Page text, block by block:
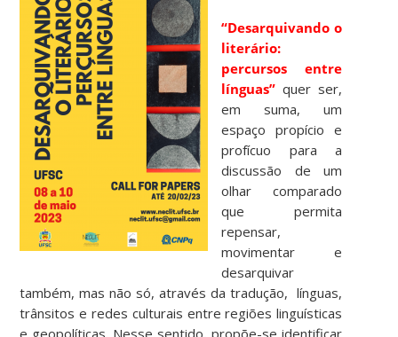
“Desarquivando o
literário:
percursos entre
línguas” quer ser,
em suma, um
espaço propício e
profícuo para a
discussão de um
olhar comparado
que permita
repensar,
movimentar e
desarquivar
também, mas não só, através da tradução, línguas,
trânsitos e redes culturais entre regiões linguísticas
e geopolíticas. Nesse sentido, propõe-se identificar